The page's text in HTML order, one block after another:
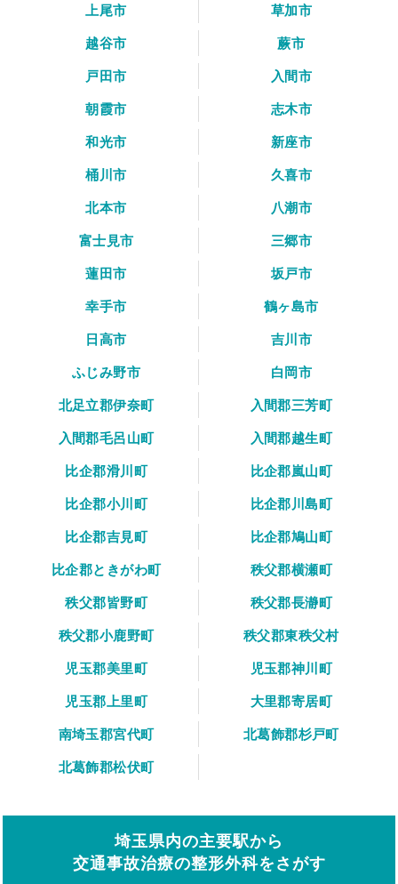
上尾市
草加市
越谷市
蕨市
戸田市
入間市
朝霞市
志木市
和光市
新座市
桶川市
久喜市
北本市
八潮市
富士見市
三郷市
蓮田市
坂戸市
幸手市
鶴ヶ島市
日高市
吉川市
ふじみ野市
白岡市
北足立郡伊奈町
入間郡三芳町
入間郡毛呂山町
入間郡越生町
比企郡滑川町
比企郡嵐山町
比企郡小川町
比企郡川島町
比企郡吉見町
比企郡鳩山町
比企郡ときがわ町
秩父郡横瀬町
秩父郡皆野町
秩父郡長瀞町
秩父郡小鹿野町
秩父郡東秩父村
児玉郡美里町
児玉郡神川町
児玉郡上里町
大里郡寄居町
南埼玉郡宮代町
北葛飾郡杉戸町
北葛飾郡松伏町
埼玉県内の主要駅から
交通事故治療の整形外科をさがす